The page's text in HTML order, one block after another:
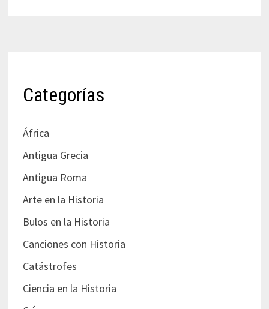
Categorías
África
Antigua Grecia
Antigua Roma
Arte en la Historia
Bulos en la Historia
Canciones con Historia
Catástrofes
Ciencia en la Historia